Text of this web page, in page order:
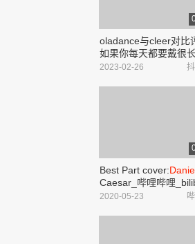
oladance与cleer对比
如果你每天都要戴很
的耳机,不如看看这一
2023-02-26
Best Part cover:
Caesar_哔哩哔哩
2020-05-23